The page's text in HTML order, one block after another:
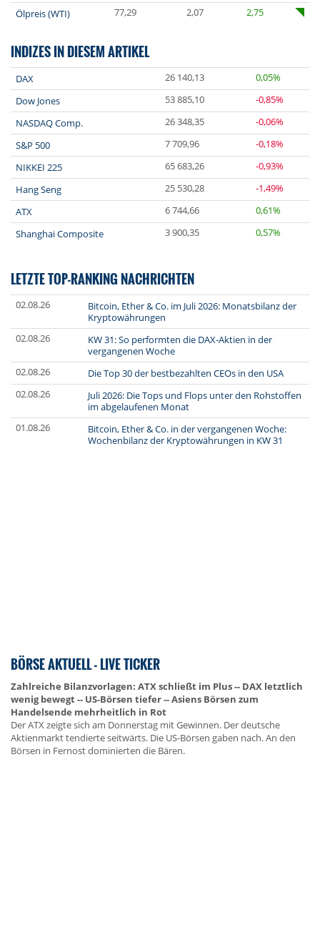
Ölpreis (WTI)
77,29 2,07 2,75
INDIZES IN DIESEM ARTIKEL
DAX 26 140,13
0,05%
Dow Jones
53 885,10
-0,85%
NASDAQ Comp.
26 348,35
-0,06%
S&P 500
7 709,96
-0,18%
NIKKEI 225
65 683,26
-0,93%
Hang Seng
25 530,28
-1,49%
ATX
6 744,66
0,61%
Shanghai Composite
3 900,35 0,57%
LETZTE TOP-RANKING NACHRICHTEN
02.08.26
Bitcoin, Ether & Co. im Juli 2026: Monatsbilanz der
Kryptowährungen
02.08.26
KW 31: So performten die DAX-Aktien in der
vergangenen Woche
02.08.26
Die Top 30 der bestbezahlten CEOs in den USA
02.08.26
Juli 2026: Die Tops und Flops unter den Rohstoffen
im abgelaufenen Monat
01.08.26
Bitcoin, Ether & Co. in der vergangenen Woche:
Wochenbilanz der Kryptowährungen in KW 31
BÖRSE AKTUELL - LIVE TICKER
Zahlreiche Bilanzvorlagen: ATX schließt im Plus -- DAX letztlich
wenig bewegt -- US-Börsen tiefer -- Asiens Börsen zum
Handelsende mehrheitlich in Rot
Der ATX zeigte sich am Donnerstag mit Gewinnen. Der deutsche
Aktienmarkt tendierte seitwärts. Die US-Börsen gaben nach. An den
Börsen in Fernost dominierten die Bären.